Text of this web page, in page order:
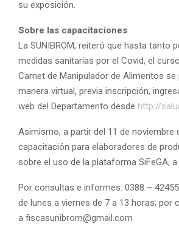
su exposición.
Sobre las capacitaciones
La SUNIBROM, reiteró que hasta tanto
medidas sanitarias por el Covid, el
Carnet de Manipulador de Alimentos se
manera virtual, previa inscripción,
web del Departamento desde http://
Asimismo, a partir del 11 de noviembre
capacitación para elaboradores de
sobre el uso de la plataforma SiFeGA,
Por consultas e informes: 0388 –
de lunes a viernes de 7 a 13 horas; por
a fiscasunibrom@gmail.com